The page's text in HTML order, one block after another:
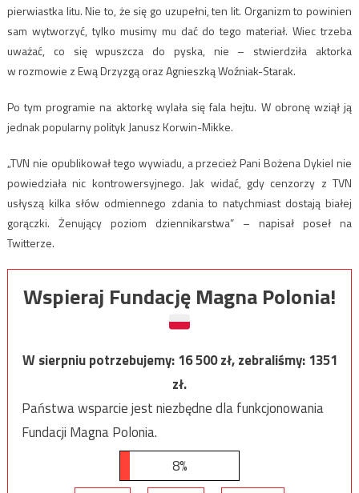
pierwiastka litu. Nie to, że się go uzupełni, ten lit. Organizm to powinien
sam wytworzyć, tylko musimy mu dać do tego materiał. Wiec trzeba
uważać, co się wpuszcza do pyska, nie – stwierdziła aktorka
w rozmowie z Ewą Drzyzgą oraz Agnieszką Woźniak-Starak.
Po tym programie na aktorkę wylała się fala hejtu. W obronę wziął ją
jednak popularny polityk Janusz Korwin-Mikke.
„TVN nie opublikował tego wywiadu, a przecież Pani Bożena Dykiel nie
powiedziała nic kontrowersyjnego. Jak widać, gdy cenzorzy z TVN
usłyszą kilka słów odmiennego zdania to natychmiast dostają białej
gorączki. Żenujący poziom dziennikarstwa” – napisał poseł na
Twitterze.
Wspieraj Fundację Magna Polonia!
W sierpniu potrzebujemy:16 500zł, zebraliśmy:1351
zł.
Państwa wsparcie jest niezbędne dla funkcjonowania
Fundacji Magna Polonia.
8%